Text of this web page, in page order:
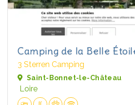
Camping de la Belle
3 Sterren Camping
Saint-Bonnet-le-Château
Loire